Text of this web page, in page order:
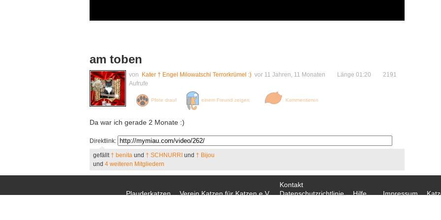
am toben
von Kater † Engel Milowatschi Terrorkrümel :) vor 11 Jahren, 11 Monaten Länge 01:20 2191
Aufrufe
Pfote drauf einem Freund zeigen Kommentieren
Da war ich gerade 2 Monate :)
Direktlink:
gefällt† benita und † SCHNURRI und † Bijou
und 4 weiteren Mitgliedern
Plauderkatzen Verein Katzen für Katzen e.V.
Kontakt
Datenschutzrichtlinie
Hilfe Impressum